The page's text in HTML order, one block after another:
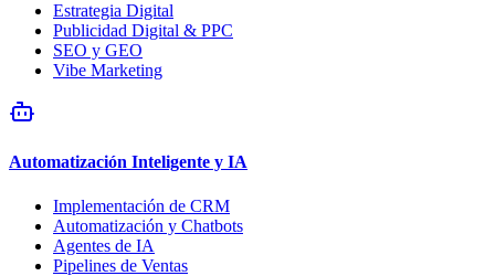
Estrategia Digital
Publicidad Digital & PPC
SEO y GEO
Vibe Marketing
Automatización Inteligente y IA
Implementación de CRM
Automatización y Chatbots
Agentes de IA
Pipelines de Ventas